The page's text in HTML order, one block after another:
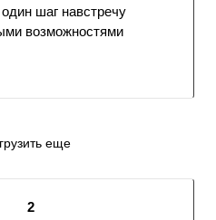
шаг навстречу
возможностями
еще
2